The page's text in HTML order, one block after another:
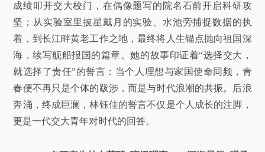
成绩叩开交大校门，在偶像题写的院名石前开启科研攻
坚；从实验室里披星戴月的实验、水池旁捕捉数据的执
着，到长江畔黄老工作之地，最终将人生锚点抛向祖国深
海，续写舰船报国的篇章。她的故事印证着“选择交大，
就选择了责任”的誓言：当个人理想与家国使命同频，青
春便不再只是个体的跋涉，而是与时代浪潮的共振。后浪
奔涌，终成巨澜，林钰佳的誓言不仅是个人成长的注脚，
更是一代交大青年对时代的回答。